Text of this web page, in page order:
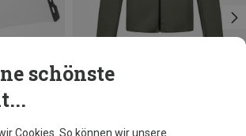
schönste
Cookies. So können wir unsere